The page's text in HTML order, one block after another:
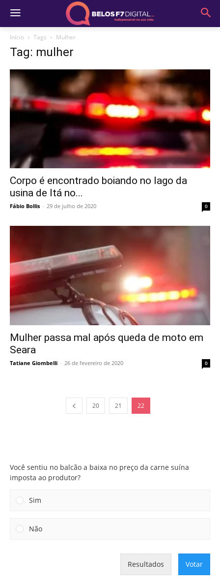
Início Tags Mulher
Tag: mulher
Corpo é encontrado boiando no lago da
usina de Itá no...
Fábio Bollis - 29 de julho de 2020 0
Mulher passa mal após queda de moto em
Seara
Tatiane Giombelli - 26 de fevereiro de 2020 0
20 21 22
Você sentiu no balcão a baixa no preço da carne suína
imposta ao produtor?
Sim
Não
Resultados Votar